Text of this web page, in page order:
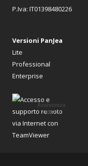
P.Iva: IT01398480226
Versioni PanJea
Lite
Professional
Enterprise
Assistenza
remota